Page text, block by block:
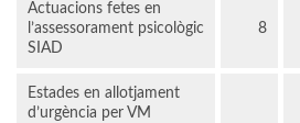
Actuacions fetes en
l’assessorament psicològic
SIAD
8
Estades en allotjament
d’urgència per VM